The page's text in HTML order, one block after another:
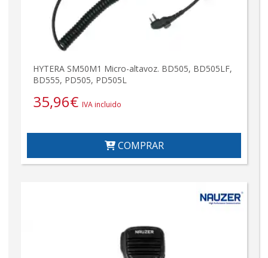
HYTERA SM50M1 Micro-altavoz. BD505, BD505LF,
BD555, PD505, PD505L
35,96€ IVA incluido
COMPRAR